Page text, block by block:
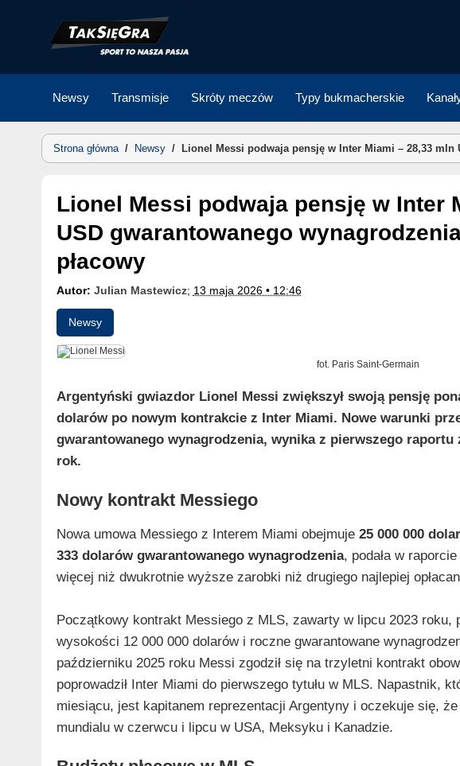
Newsy Transmisje Skróty meczów Typy bukmacherskie
Strona główna/ Newsy / Lionel Messi podwaja pensję w Inter Miami – 28,33
Lionel Messi podwaja pensję w Inter Miami – 28,33 mln
USD gwarantowanego
płacowy
Autor: Julian Mastewicz; 13 maja 2026 • 12:46
Newsy
fot. Paris Saint-Germain
Argentyński gwiazdor Lionel Messi zwiększył swoją pensję
dolarów po nowym kontrakcie z Inter Miami. Nowe warunki
gwarantowanego wynagrodzenia, wynika z pierwszego raportu
rok.
Nowy kontrakt Messiego
Nowa umowa Messiego z Interem Miami obejmuje 25 000 000
333 dolarów gwarantowanego wynagrodzenia, podała w
więcej niż dwukrotnie wyższe zarobki niż drugiego najlepiej
Początkowy kontrakt Messiego z MLS, zawarty w lipcu 2023 roku,
wysokości 12 000 000 dolarów i roczne gwarantowane
październiku 2025 roku Messi zgodził się na trzyletni kontrakt
poprowadził Inter Miami do pierwszego tytułu w MLS. Napastnik,
miesiącu, jest kapitanem reprezentacji Argentyny i oczekuje się,
mundialu w czerwcu i lipcu w USA, Meksyku i Kanadzie.